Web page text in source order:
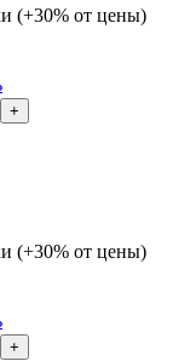
(+30% от цены)
(+30% от цены)